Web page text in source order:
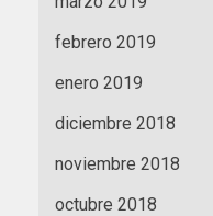
febrero 2019
enero 2019
diciembre 2018
noviembre 2018
octubre 2018